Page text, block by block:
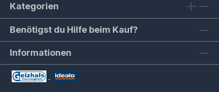
Kategorien
Benötigst du Hilfe beim Kauf?
Informationen